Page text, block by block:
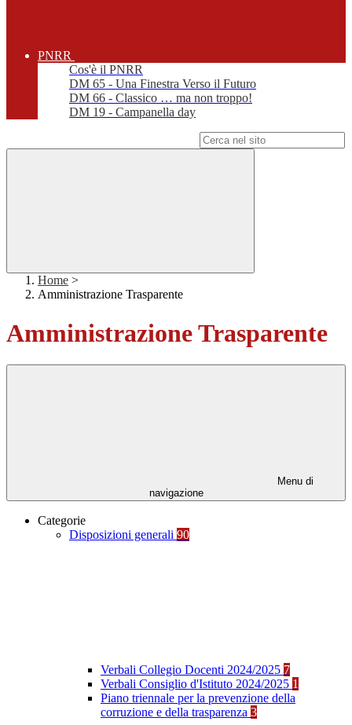
PNRR
Cos'è il PNRR
DM 65 - Una Finestra Verso il Futuro
DM 66 - Classico … ma non troppo!
DM 19 - Campanella day
Home >
Amministrazione Trasparente
Amministrazione Trasparente
Menu di
navigazione
Categorie
Disposizioni generali 90
Verbali Collegio Docenti 2024/2025 7
Verbali Consiglio d'Istituto 2024/2025 1
Piano triennale per la prevenzione della
corruzione e della trasparenza 3